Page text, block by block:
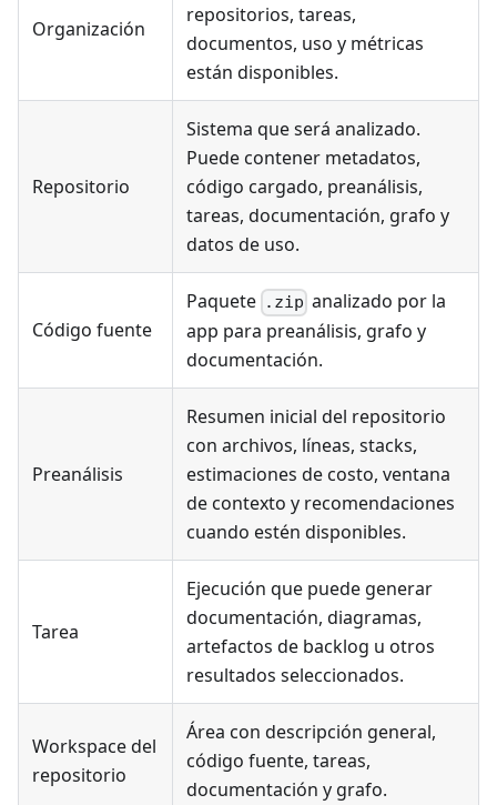
Organización
repositorios, tareas,
documentos, uso y métricas
están disponibles.
Repositorio
Sistema que será analizado.
Puede contener metadatos,
código cargado, preanálisis,
tareas, documentación, grafo y
datos de uso.
Código fuente
Paquete .zip analizado por la
app para preanálisis, grafo y
documentación.
Preanálisis
Resumen inicial del repositorio
con archivos, líneas, stacks,
estimaciones de costo, ventana
de contexto y recomendaciones
cuando estén disponibles.
Tarea
Ejecución que puede generar
documentación, diagramas,
artefactos de backlog u otros
resultados seleccionados.
Workspace del
repositorio
Área con descripción general,
código fuente, tareas,
documentación y grafo.